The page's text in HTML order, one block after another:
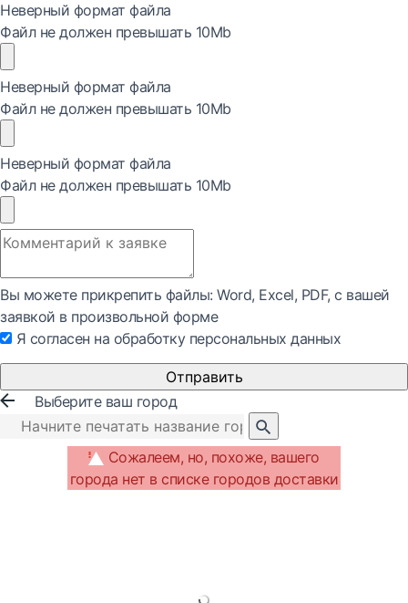
Неверный формат файла
Файл не должен превышать 10Mb
Неверный формат файла
Файл не должен превышать 10Mb
Неверный формат файла
Файл не должен превышать 10Mb
Вы можете прикрепить файлы: Word, Exсel, PDF, с вашей
заявкой в произвольной форме
Я согласен на обработку персональных данных
Отправить
Выберите ваш город
Сожалеем, но, похоже, вашего
города нет в списке городов доставки